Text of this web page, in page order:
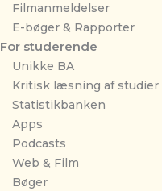
Filmanmeldelser
E-bøger & Rapporter
For studerende
Unikke BA
Kritisk læsning af studier
Statistikbanken
Apps
Podcasts
Web & Film
Bøger